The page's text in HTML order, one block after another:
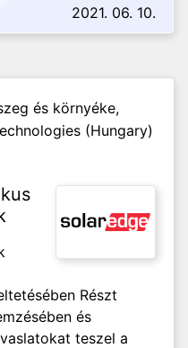
2021. 06. 10.
és környéke,
(Hungary)
Részt
és
teszel a